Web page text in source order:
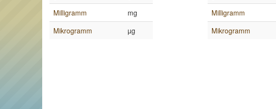
Milligramm
mg
Mikrogramm
µg
Milligramm
Mikrogramm